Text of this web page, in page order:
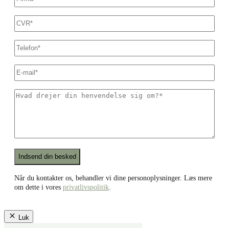
CVR*
Dit
telefonnummer
E-
mail*
Hvad
om?
*Recaptcha
Når du kontakter os, behandler vi dine personoplysninger. Læs mere
om dette i vores privatlivspolitik.
Luk